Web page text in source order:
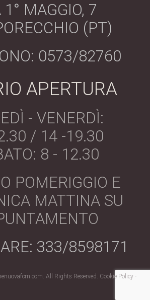
1° MAGGIO, 7
(PT)
0573/82760
APERTURA
- VENERDÌ:
/ 14 -19.30
8 - 12.30
POMERIGGIO E
MATTINA SU
333/8598171
All Rights Reserved. Cookie Policy -